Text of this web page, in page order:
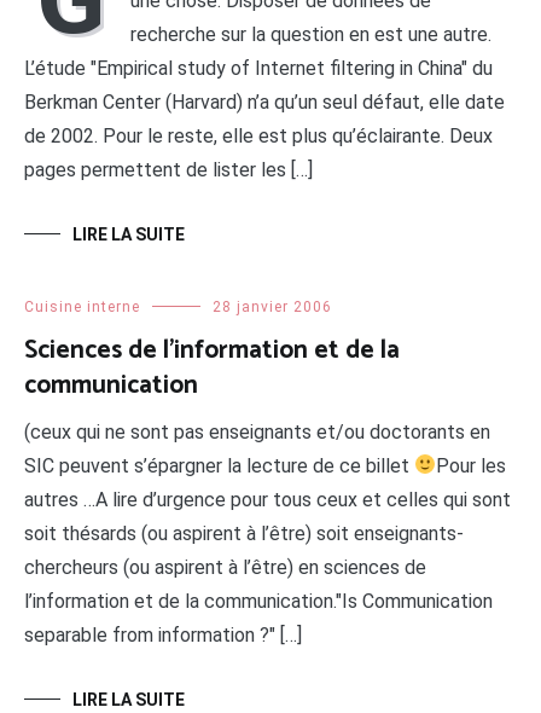
recherche sur la question en est une autre.
L’étude "Empirical study of Internet filtering in China" du
Berkman Center (Harvard) n’a qu’un seul défaut, elle date
de 2002. Pour le reste, elle est plus qu’éclairante. Deux
pages permettent de lister les […]
LIRE LA SUITE
Cuisine interne 28 janvier 2006
Sciences de l’information et de la
communication
(ceux qui ne sont pas enseignants et/ou doctorants en
SIC peuvent s’épargner la lecture de ce billet
Pour les
autres …A lire d’urgence pour tous ceux et celles qui sont
soit thésards (ou aspirent à l’être) soit enseignants-
chercheurs (ou aspirent à l’être) en sciences de
l’information et de la communication."Is Communication
separable from information ?" […]
LIRE LA SUITE